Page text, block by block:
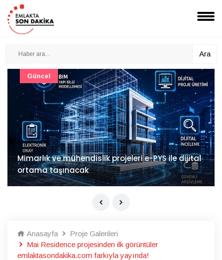
Ara
Mimarlık ve mühendislik projeleri e-PYS ile dijital
ortama taşınacak
Güncel
Anasayfa
Proje Galerileri
Mai Residence projesinden ilk görüntüler
emlaktasondakika.com farkıyla yayında!